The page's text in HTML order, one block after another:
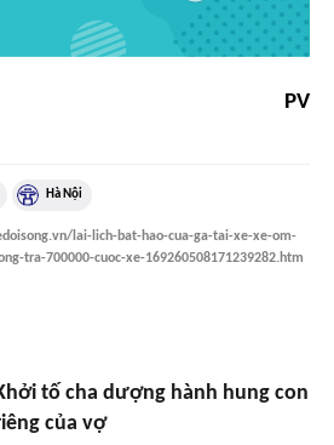
PV
Hà Nội
lai-lich-bat-hao-cua-ga-tai-xe-xe-om-
tra-700000-cuoc-xe-169260508171239282.htm
tố cha dượng hành hung con
của vợ